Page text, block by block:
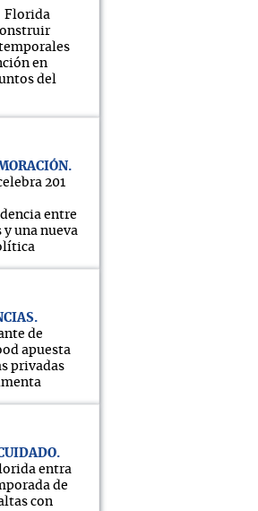
Florida
en
del
201
entre
y una nueva
de
apuesta
privadas
entra
de
con